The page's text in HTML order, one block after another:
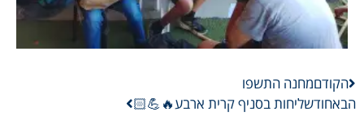
הקודםמחנה התשפו
הבאחודשליחות בסניף קרית ארבע🔥💪🏻